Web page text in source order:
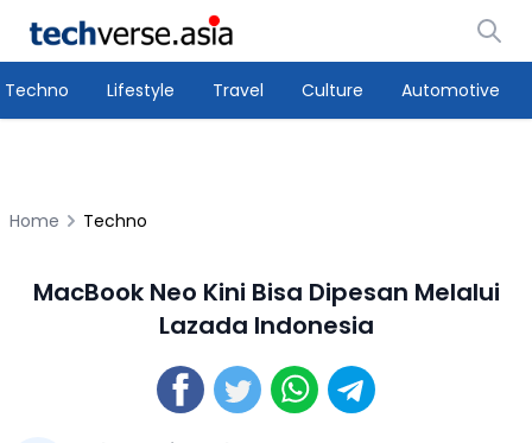
Techno Lifestyle Travel Culture Automotive
Home Techno
MacBook Neo Kini Bisa Dipesan Melalui
Lazada Indonesia